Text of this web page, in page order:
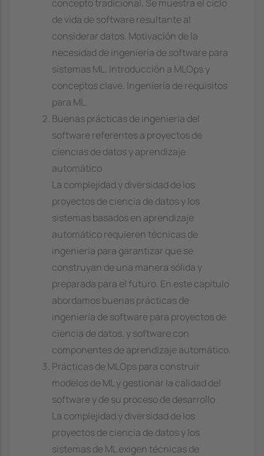
concepto tradicional. Se muestra el ciclo
de vida de software resultante al
considerar datos. Motivación de la
necesidad de ingeniería de software para
sistemas ML. Introducción a MLOps y
conceptos clave. Ingeniería de requisitos
para ML.
Buenas prácticas de ingeniería del
software referentes a proyectos de
ciencias de datos y aprendizaje
automático
La complejidad y diversidad de los
proyectos de ciencia de datos y los
sistemas basados en aprendizaje
automático requieren técnicas de
ingeniería para garantizar que se
construyan de una manera sólida y
preparada para el futuro. En este capítulo
abordamos buenas prácticas de
ingeniería de software para proyectos de
ciencia de datos, y software con
componentes de aprendizaje automático.
Prácticas de MLOps para construir
modelos de ML y gestionar la calidad del
software y de su proceso de desarrollo
La complejidad y diversidad de los
proyectos de ciencia de datos y los
sistemas de ML exigen técnicas de